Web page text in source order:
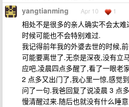
yangtianming Apr 10 1
相处不是很多的亲人确实不会太
时候可能也不会特别难过.
我记得前年我的外婆去世的时候,
可能要离世了.无奈是深夜,没有立
应吧,凌晨四点多醒了,看了一眼老
2 点多又出门了,我心里一惊,感觉
问了一句.我爸回复了说凌晨 3 点
慢清醒过来.随后也就没有什么睡